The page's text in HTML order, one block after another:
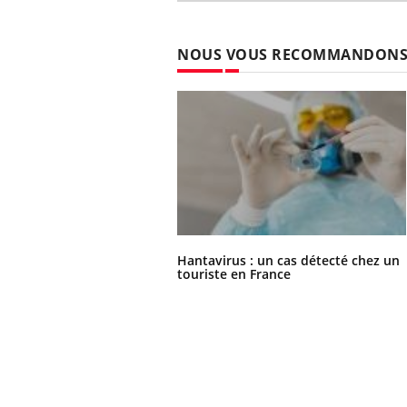
NOUS VOUS RECOMMANDONS
Hantavirus : un cas détecté chez un
touriste en France